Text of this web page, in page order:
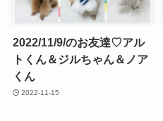
2022/11/9/のお友達♡アル
トくん＆ジルちゃん＆ノア
くん
2022-11-15